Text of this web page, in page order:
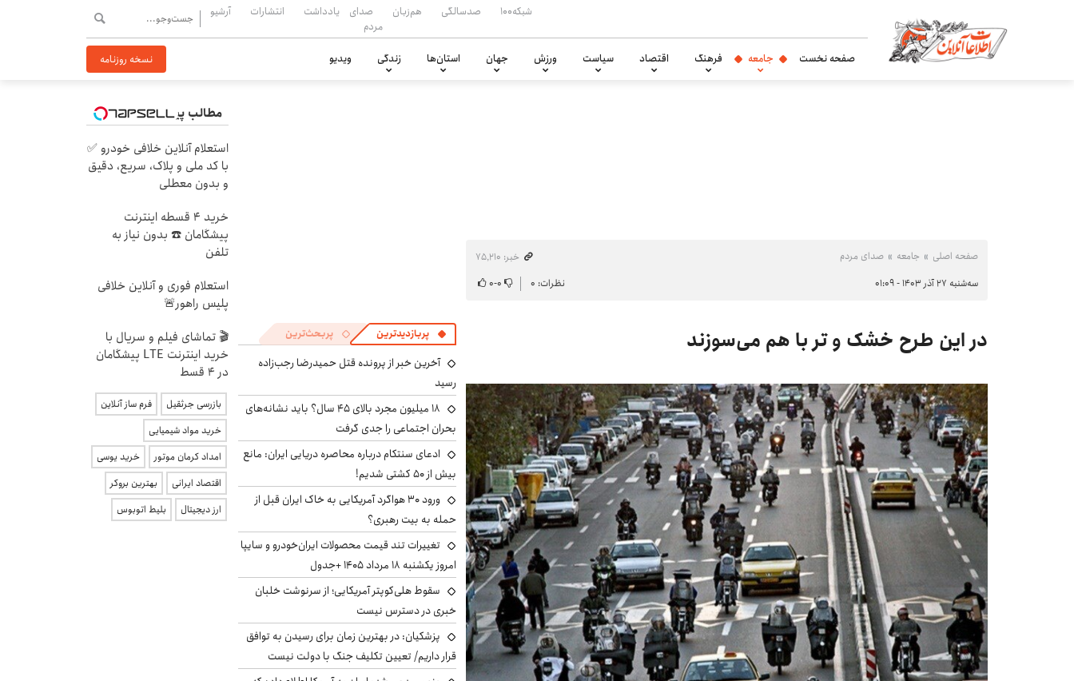
شبکه۱۰۰ صدسالگی هم‌زبان
صدای
مردم
یادداشت انتشارات آرشیو
صفحه نخست جامعه فرهنگ اقتصاد سیاست ورزش جهان استان‌ها زندگی ویدیو نسخه روزنامه
صفحه اصلی جامعه صدای مردم
خبر: ۷۵٬۲۱۰
سه‌شنبه ۲۷ آذر ۱۴۰۳ - ۰۱:۰۹
نظرات: ۰ ۰-۰
در این طرح خشک و تر با هم می‌سوزند پربازدیدترین پربحث‌ترین
آخرین خبر از پرونده قتل حمیدرضا رجب‌زاده
رسید
۱۸ میلیون مجرد بالای ۴۵ سال؟ باید نشانه‌های
بحران اجتماعی را جدی گرفت
ادعای سنتکام درباره محاصره دریایی ایران: مانع
بیش از ۵۰ کشتی شدیم!
ورود ۳۰ هواگرد آمریکایی به خاک ایران قبل از
حمله به بیت رهبری؟
تغییرات تند قیمت محصولات ایران‌خودرو و سایپا
امروز یکشنبه ۱۸ مرداد ۱۴۰۵ +جدول
سقوط هلی‌کوپتر آمریکایی؛ از سرنوشت خلبان
خبری در دسترس نیست
پزشکیان‌: در بهترین زمان برای رسیدن به توافق
قرار داریم/ تعیین تکلیف جنگ با دولت نیست
مطالب پیشنهادی
استعلام آنلاین خلافی خودرو ✅
با کد ملی و پلاک، سریع، دقیق
و بدون معطلی
خرید 4 قسطه اینترنت
پیشگامان ☎️ بدون نیاز به
تلفن
استعلام فوری و آنلاین خلافی
پلیس راهور🚨
🎬 تماشای فیلم و سریال با
خرید اینترنت LTE پیشگامان
در 4 قسط
بازرسی جرثقیل
فرم ساز آنلاین
خرید مواد شیمیایی
امداد کرمان موتور
خرید یوسی
اقتصاد ایرانی
بهترین بروکر
ارز دیجیتال
بلیط اتوبوس